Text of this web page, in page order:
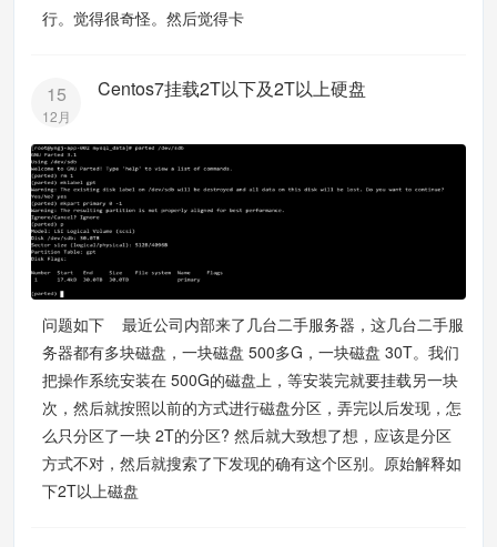
行。觉得很奇怪。然后觉得卡
15
12月
Centos7挂载2T以下及2T以上硬盘
问题如下 最近公司内部来了几台二手服务器，这几台二手服
务器都有多块磁盘，一块磁盘 500多G，一块磁盘 30T。我们
把操作系统安装在 500G的磁盘上，等安装完就要挂载另一块
次，然后就按照以前的方式进行磁盘分区，弄完以后发现，怎
么只分区了一块 2T的分区? 然后就大致想了想，应该是分区
方式不对，然后就搜索了下发现的确有这个区别。原始解释如
下2T以上磁盘